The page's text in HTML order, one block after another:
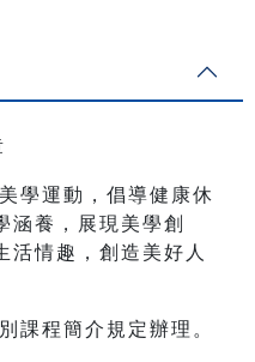
學運動，倡導健康休
涵養，展現美學創
活情趣，創造美好人
課程簡介規定辦理。